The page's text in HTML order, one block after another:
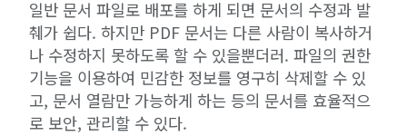
일반 문서 파일로 배포를 하게 되면 문서의 수정과 발
췌가 쉽다. 하지만 PDF 문서는 다른 사람이 복사하거
나 수정하지 못하도록 할 수 있을뿐더러. 파일의 권한
기능을 이용하여 민감한 정보를 영구히 삭제할 수 있
고, 문서 열람만 가능하게 하는 등의 문서를 효율적으
로 보안, 관리할 수 있다.